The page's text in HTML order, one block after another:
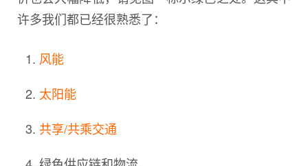
许多我们都已经很熟悉了：
风能
太阳能
共享/共乘交通